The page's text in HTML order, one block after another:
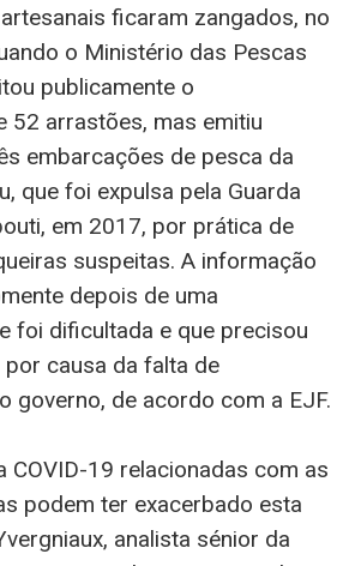
ficaram zangados, no
o Ministério das Pescas
publicamente o
52 arrastões, mas emitiu
embarcações de pesca da
que foi expulsa pela Guarda
em 2017, por prática de
suspeitas. A informação
depois de uma
foi dificultada e que precisou
causa da falta de
governo, de acordo com a EJF.
COVID-19 relacionadas com as
podem ter exacerbado esta
analista sénior da